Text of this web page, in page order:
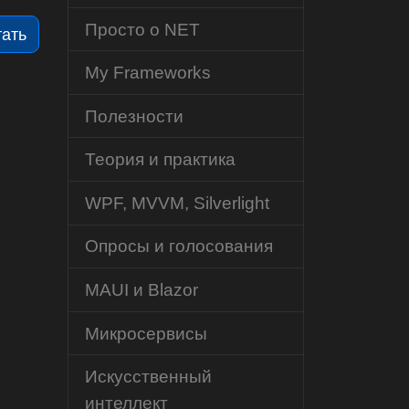
Просто о NET
My Frameworks
Полезности
Теория и практика
WPF, MVVM, Silverlight
Опросы и голосования
MAUI и Blazor
Микросервисы
Искусственный
интеллект